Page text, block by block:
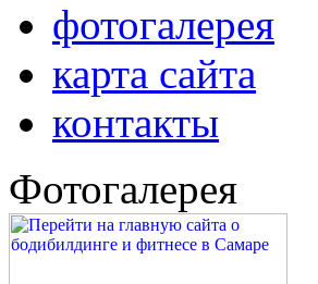
фотогалерея
карта сайта
контакты
Фотогалерея